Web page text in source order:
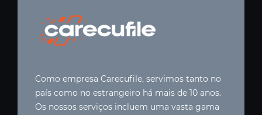
Como empresa Carecufile, servimos tanto no
país como no estrangeiro há mais de 10 anos.
Os nossos serviços incluem uma vasta gama